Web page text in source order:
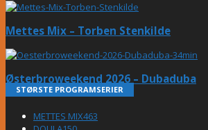
Mettes Mix – Torben Stenkilde
Østerbroweekend 2026 – Dubaduba
STØRSTE PROGRAMSERIER
METTES MIX463